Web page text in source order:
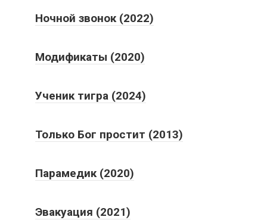
Ночной звонок (2022)
Модификаты (2020)
Ученик тигра (2024)
Только Бог простит (2013)
Парамедик (2020)
Эвакуация (2021)